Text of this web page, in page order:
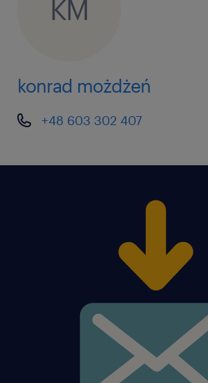
KM
konrad możdżeń
+48 603 302 407